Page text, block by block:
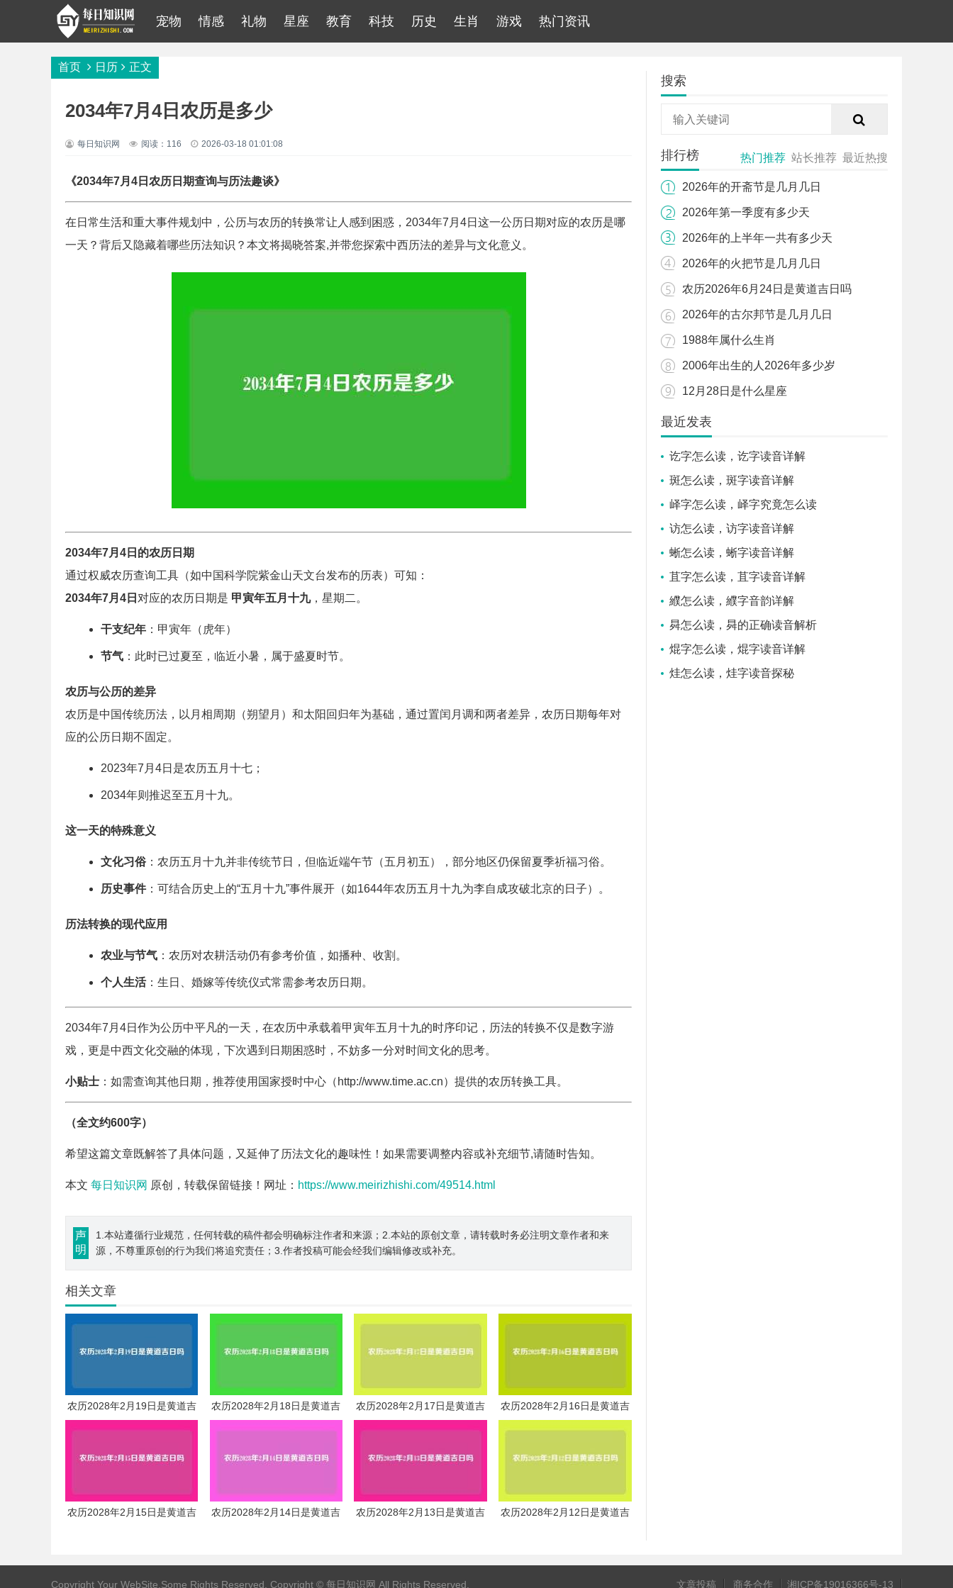
宠物 情感 礼物 星座 教育 科技 历史 生肖 游戏 热门资讯
首页 日历 正文
2034年7月4日农历是多少
每日知识网 阅读：116 2026-03-18 01:01:08
《2034年7月4日农历日期查询与历法趣谈》
在日常生活和重大事件规划中，公历与农历的转换常让人感到困惑，2034年7月4日这一公历日期对应的农历是哪
一天？背后又隐藏着哪些历法知识？本文将揭晓答案,并带您探索中西历法的差异与文化意义。
2034年7月4日的农历日期
通过权威农历查询工具（如中国科学院紫金山天文台发布的历表）可知：
2034年7月4日 对应的农历日期是 甲寅年五月十九，星期二。
干支纪年 ：甲寅年（虎年）
节气 ：此时已过夏至，临近小暑，属于盛夏时节。
农历与公历的差异
农历是中国传统历法，以月相周期（朔望月）和太阳回归年为基础，通过置闰月调和两者差异，农历日期每年对
应的公历日期不固定。
2023年7月4日是农历五月十七；
2034年则推迟至五月十九。
这一天的特殊意义
文化习俗：农历五月十九并非传统节日，但临近端午节（五月初五），部分地区仍保留夏季祈福习俗。
历史事件：可结合历史上的“五月十九”事件展开（如1644年农历五月十九为李自成攻破北京的日子）。
历法转换的现代应用
农业与节气 ：农历对农耕活动仍有参考价值，如播种、收割。
个人生活：生日、婚嫁等传统仪式常需参考农历日期。
2034年7月4日作为公历中平凡的一天，在农历中承载着甲寅年五月十九的时序印记，历法的转换不仅是数字游
戏，更是中西文化交融的体现，下次遇到日期困惑时，不妨多一分对时间文化的思考。
小贴士 ：如需查询其他日期，推荐使用国家授时中心（http://www.time.ac.cn）提供的农历转换工具。
（全文约600字）
希望这篇文章既解答了具体问题，又延伸了历法文化的趣味性！如果需要调整内容或补充细节,请随时告知。
本文 每日知识网 原创，转载保留链接！网址： https://www.meirizhishi.com/49514.html
声
明
1.本站遵循行业规范，任何转载的稿件都会明确标注作者和来源；2.本站的原创文章，请转载时务必注明文章作者和来
源，不尊重原创的行为我们将追究责任；3.作者投稿可能会经我们编辑修改或补充。
相关文章
农历2028年2月19日是黄道吉
日吗
农历2028年2月18日是黄道吉
日吗
农历2028年2月17日是黄道吉
日吗
农历2028年2月16日是黄道吉
日吗
农历2028年2月15日是黄道吉
农历2028年2月14日是黄道吉
农历2028年2月13日是黄道吉
农历2028年2月12日是黄道吉
搜索
排行榜 热门推荐 站长推荐 最近热搜
2026年的开斋节是几月几日
2026年第一季度有多少天
2026年的上半年一共有多少天
2026年的火把节是几月几日
农历2026年6月24日是黄道吉日吗
2026年的古尔邦节是几月几日
1988年属什么生肖
2006年出生的人2026年多少岁
12月28日是什么星座
最近发表
讫字怎么读，讫字读音详解
斑怎么读，斑字读音详解
峄字怎么读，峄字究竟怎么读
访怎么读，访字读音详解
蜥怎么读，蜥字读音详解
苴字怎么读，苴字读音详解
纀怎么读，纀字音韵详解
曻怎么读，曻的正确读音解析
焜字怎么读，焜字读音详解
烓怎么读，烓字读音探秘
文章投稿 商务合作 湘ICP备19016366号-13
Copyright Your WebSite.Some Rights Reserved. Copyright © 每日知识网 All Rights Reserved.